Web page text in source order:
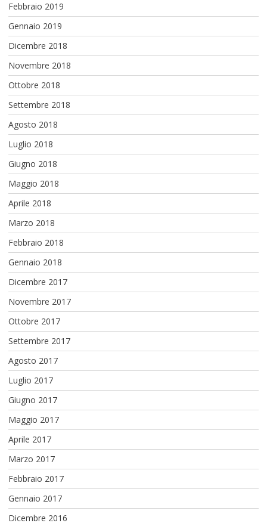
Febbraio 2019
Gennaio 2019
Dicembre 2018
Novembre 2018
Ottobre 2018
Settembre 2018
Agosto 2018
Luglio 2018
Giugno 2018
Maggio 2018
Aprile 2018
Marzo 2018
Febbraio 2018
Gennaio 2018
Dicembre 2017
Novembre 2017
Ottobre 2017
Settembre 2017
Agosto 2017
Luglio 2017
Giugno 2017
Maggio 2017
Aprile 2017
Marzo 2017
Febbraio 2017
Gennaio 2017
Dicembre 2016